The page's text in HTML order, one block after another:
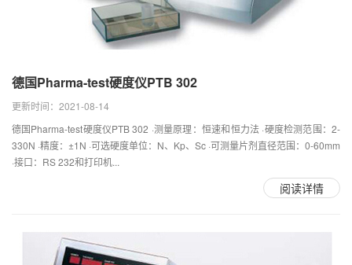
德国Pharma-test硬度仪PTB 302
更新时间：2021-08-14
德国Pharma-test硬度仪PTB 302 ·测量原理：恒速和恒力法 ·硬度检测范围：2-
330N ·精度：±1N ·可选硬度单位：N、Kp、Sc ·可测量片剂直径范围：0-60mm
·接口：RS 232和打印机...
阅读详情